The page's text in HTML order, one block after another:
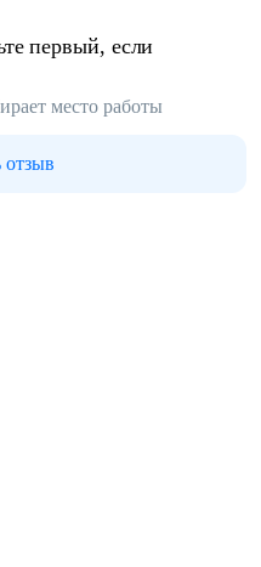
первый, если
место работы
отзыв